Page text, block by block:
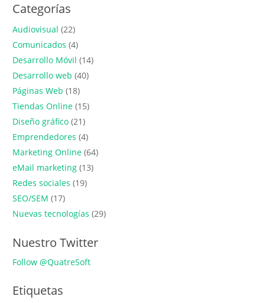
Categorías
Audiovisual (22)
Comunicados (4)
Desarrollo Móvil (14)
Desarrollo web (40)
Páginas Web (18)
Tiendas Online (15)
Diseño gráfico (21)
Emprendedores (4)
Marketing Online (64)
eMail marketing (13)
Redes sociales (19)
SEO/SEM (17)
Nuevas tecnologías (29)
Nuestro Twitter
Follow @QuatreSoft
Etiquetas